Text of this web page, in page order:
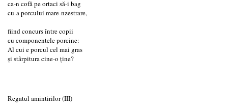
ca-n cofă pe ortaci să-i bag
cu-a porcului mare-nzestrare,
fiind concurs între copii
cu componentele porcine:
Al cui e porcul cel mai gras
și stârpitura cine-o ține?
Regatul amintirilor (III)